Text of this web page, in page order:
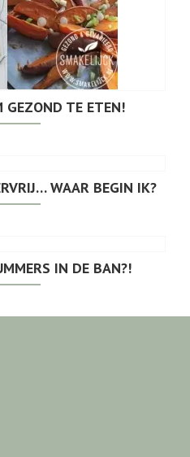
GEZOND TE ETEN!
WAAR BEGIN IK?
IN DE BAN?!